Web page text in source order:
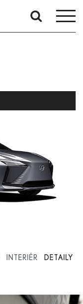
INTERIÉR DETAILY